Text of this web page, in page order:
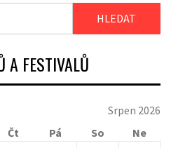
A FESTIVALŮ
Srpen 2026
Čt Pá So
Ne